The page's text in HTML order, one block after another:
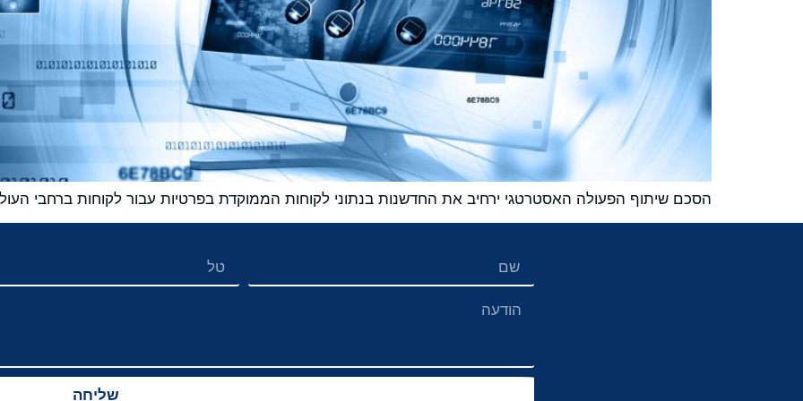
הסכם שיתוף הפעולה האסטרטגי ירחיב את החדשנות בנתוני לקוחות הממוקדת בפרטיות עבור לקוחות ברחבי
שליחה